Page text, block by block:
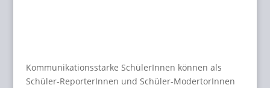
Kommunikationsstarke SchülerInnen können als
Schüler-ReporterInnen und Schüler-ModertorInnen